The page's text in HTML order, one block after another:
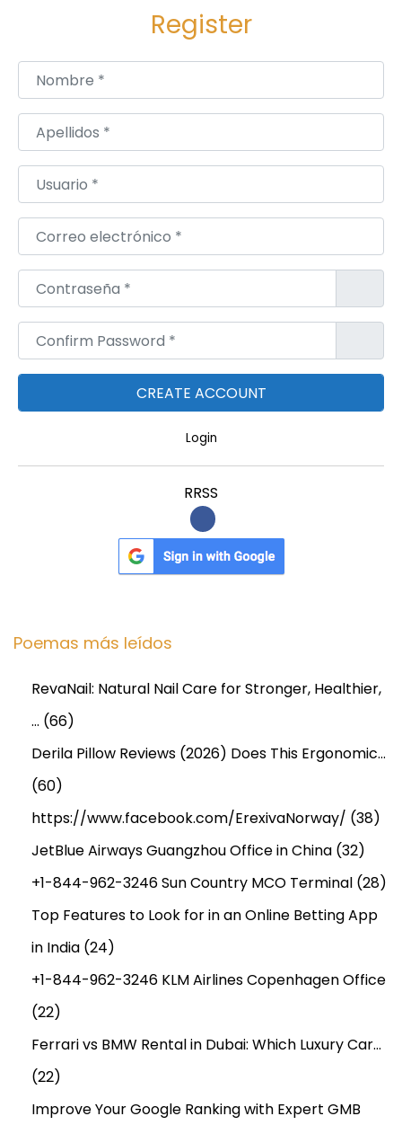
Register
Nombre*
Apellidos*
Usuario*
Correo electrónico*
Contraseña*
Confirm Password*
Login
RRSS
Poemas más leídos
RevaNail: Natural Nail Care for Stronger, Healthier,
… (66)
Derila Pillow Reviews (2026) Does This Ergonomic…
(60)
https://www.facebook.com/ErexivaNorway/ (38)
JetBlue Airways Guangzhou Office in China (32)
+1-844-962-3246 Sun Country MCO Terminal (28)
Top Features to Look for in an Online Betting App
in India (24)
+1-844-962-3246 KLM Airlines Copenhagen Office
(22)
Ferrari vs BMW Rental in Dubai: Which Luxury Car…
(22)
Improve Your Google Ranking with Expert GMB